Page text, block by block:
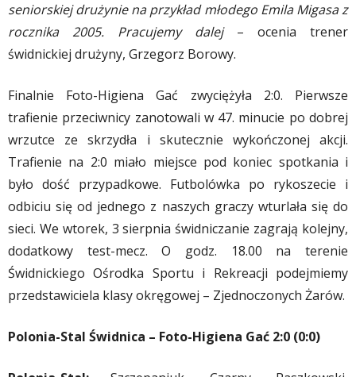
seniorskiej drużynie na przykład młodego Emila Migasa z
rocznika 2005. Pracujemy dalej– ocenia trener
świdnickiej drużyny, Grzegorz Borowy.
Finalnie Foto-Higiena Gać zwyciężyła 2:0. Pierwsze
trafienie przeciwnicy zanotowali w 47. minucie po dobrej
wrzutce ze skrzydła i skutecznie wykończonej akcji.
Trafienie na 2:0 miało miejsce pod koniec spotkania i
było dość przypadkowe. Futbolówka po rykoszecie i
odbiciu się od jednego z naszych graczy wturlała się do
sieci. We wtorek, 3 sierpnia świdniczanie zagrają kolejny,
dodatkowy test-mecz. O godz. 18.00 na terenie
Świdnickiego Ośrodka Sportu i Rekreacji podejmiemy
przedstawiciela klasy okręgowej – Zjednoczonych Żarów.
Polonia-Stal Świdnica – Foto-Higiena Gać 2:0 (0:0)